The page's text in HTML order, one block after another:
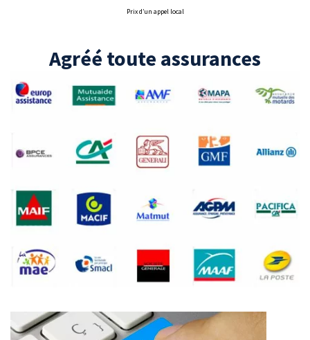
Prix d’un appel local
Agréé toute assurances